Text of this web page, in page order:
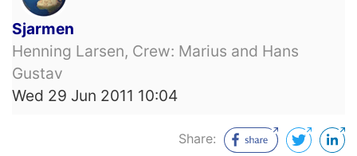
Sjarmen
Henning Larsen, Crew: Marius and Hans
Gustav
Wed 29 Jun 2011 10:04
Share: